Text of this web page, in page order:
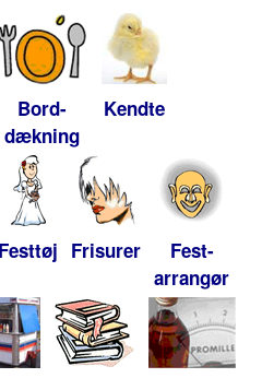
Bord-
dækning
Kendte
Festtøj Frisurer
Fest-
arrangør